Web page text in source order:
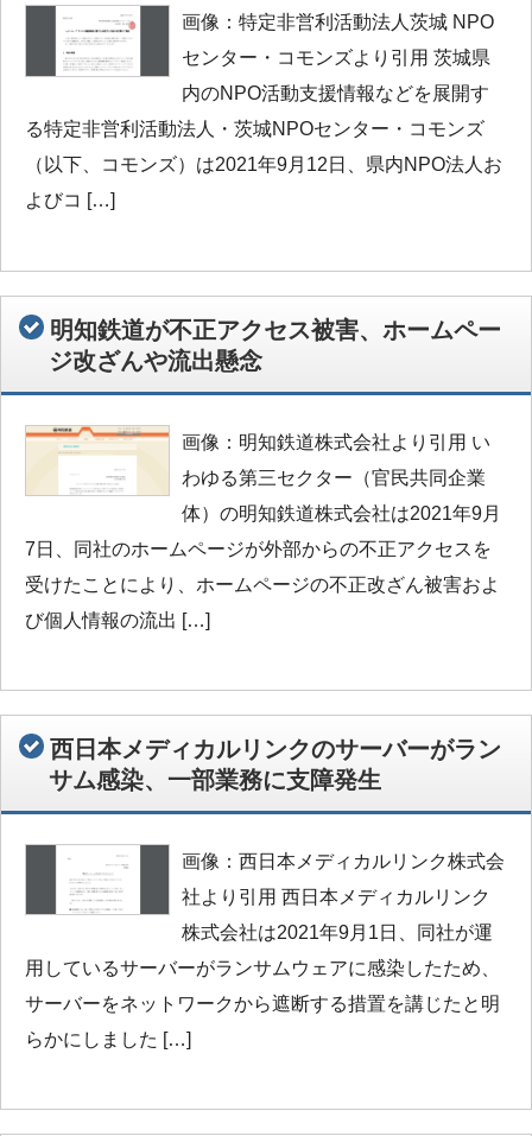
画像：特定非営利活動法人茨城 NPO
センター・コモンズより引用 茨城県
内のNPO活動支援情報などを展開す
る特定非営利活動法人・茨城NPOセンター・コモンズ
（以下、コモンズ）は2021年9月12日、県内NPO法人お
よびコ […]
明知鉄道が不正アクセス被害、ホームペー
ジ改ざんや流出懸念
画像：明知鉄道株式会社より引用 い
わゆる第三セクター（官民共同企業
体）の明知鉄道株式会社は2021年9月
7日、同社のホームページが外部からの不正アクセスを
受けたことにより、ホームページの不正改ざん被害およ
び個人情報の流出 […]
西日本メディカルリンクのサーバーがラン
サム感染、一部業務に支障発生
画像：西日本メディカルリンク株式会
社より引用 西日本メディカルリンク
株式会社は2021年9月1日、同社が運
用しているサーバーがランサムウェアに感染したため、
サーバーをネットワークから遮断する措置を講じたと明
らかにしました […]